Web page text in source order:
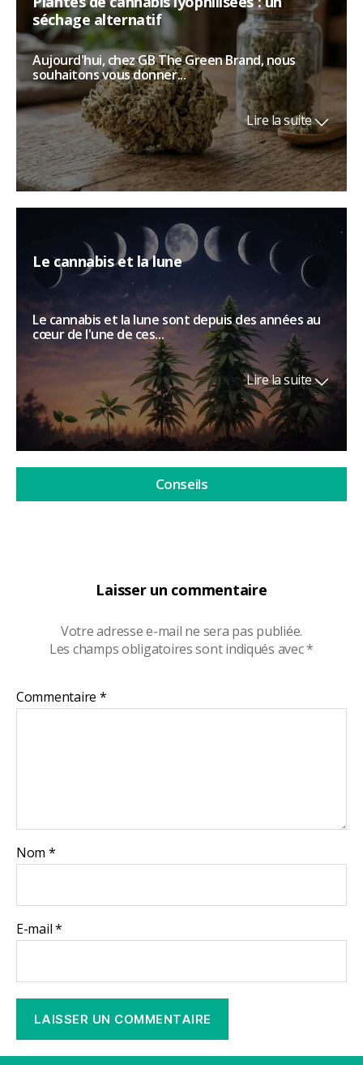
Laisser un commentaire
Votre adresse e-mail ne sera pas publiée.
Les champs obligatoires sont indiqués avec*
Commentaire *
Nom *
E-mail*
séchage alternatif
Aujourd'hui, chez GB The Green Brand, nous
souhaitons vous donner...
Lire la suite
Le cannabis et la lune
Le cannabis et la lune sont depuis des années au
cœur de l'une de ces...
Lire la suite
Conseils